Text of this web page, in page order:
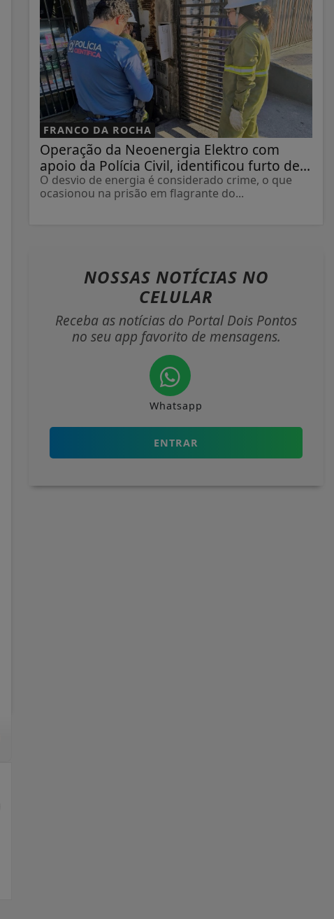
FRANCO DA ROCHA
Operação da Neoenergia Elektro com
apoio da Polícia Civil, identificou furto de...
O desvio de energia é considerado crime, o que
ocasionou na prisão em flagrante do...
NOSSAS NOTÍCIAS NO
CELULAR
Receba as notícias do Portal Dois Pontos
no seu app favorito de mensagens.
Whatsapp
ENTRAR